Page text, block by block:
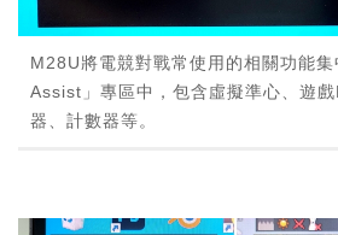
M28U將電競對戰常使用的相關功能
Assist」專區中，包含虛擬準心、遊
器、計數器等。